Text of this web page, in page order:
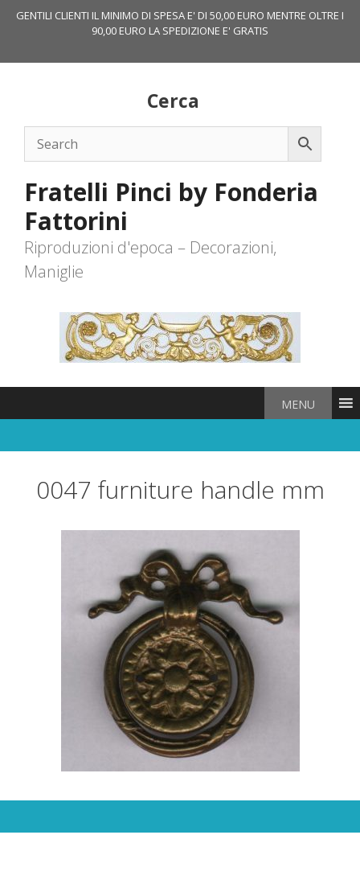
GENTILI CLIENTI IL MINIMO DI SPESA E' DI 50,00 EURO MENTRE OLTRE I
90,00 EURO LA SPEDIZIONE E' GRATIS
Cerca
Fratelli Pinci by Fonderia
Fattorini
Riproduzioni d'epoca – Decorazioni,
Maniglie
MENU
0047 furniture handle mm